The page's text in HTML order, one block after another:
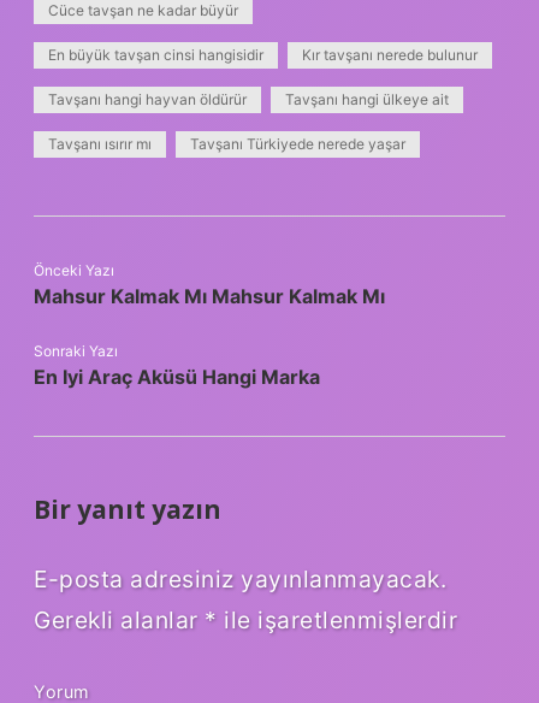
Cüce tavşan ne kadar büyür
En büyük tavşan cinsi hangisidir Kır tavşanı nerede bulunur
Tavşanı hangi hayvan öldürür Tavşanı hangi ülkeye ait
Tavşanı ısırır mı Tavşanı Türkiyede nerede yaşar
Önceki Yazı
Mahsur Kalmak Mı Mahsur Kalmak Mı
Sonraki Yazı
En Iyi Araç Aküsü Hangi Marka
Bir yanıt yazın
E-posta adresiniz yayınlanmayacak.
Gerekli alanlar * ile işaretlenmişlerdir
Yorum